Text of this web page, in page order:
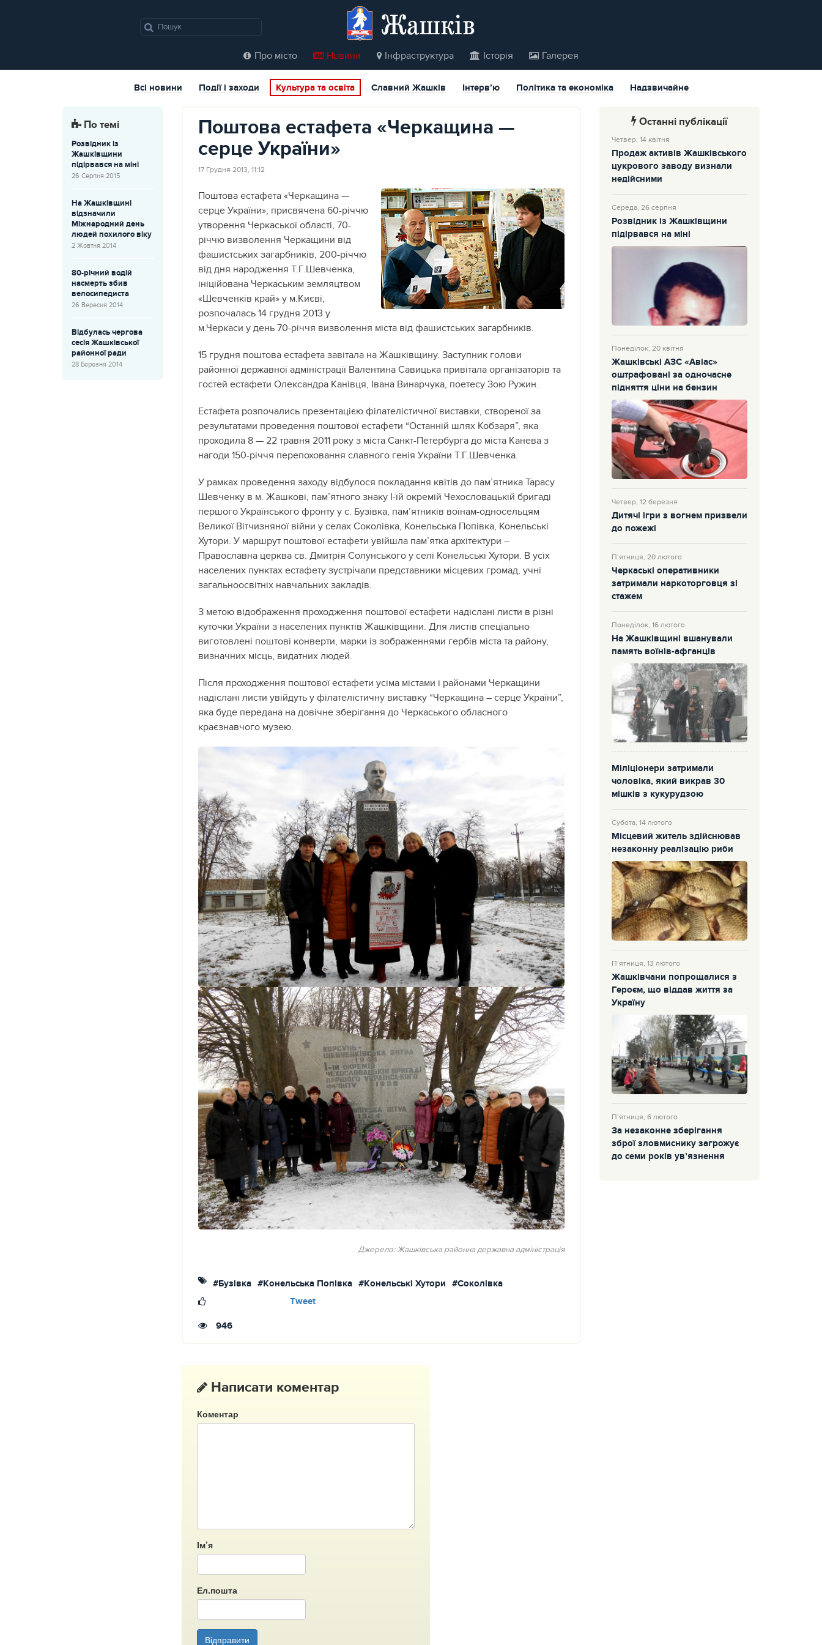
Жашків
Про місто Новини Інфраструктура Історія Галерея
Всі новини Події і заходи Культура та освіта Славний Жашків Інтерв’ю Політика та економіка Надзвичайне
По темі
Розвідник із
Жашківщини
підірвався на міні
26 Серпня 2015
На Жашківщині
відзначили
Міжнародний день
людей похилого віку
2 Жовтня 2014
80-річний водій
насмерть збив
велосипедиста
26 Вересня 2014
Відбулась чергова
сесія Жашківської
районної ради
28 Березня 2014
Поштова естафета «Черкащина —
серце України»
17 Грудня 2013, 11:12
Поштова естафета «Черкащина —
серце України», присвячена 60-річчю
утворення Черкаської області, 70-
річчю визволення Черкащини від
фашистських загарбників, 200-річчю
від дня народження Т.Г.Шевченка,
ініційована Черкаським земляцтвом
«Шевченків край» у м.Києві,
розпочалась 14 грудня 2013 у
м.Черкаси у день 70-річчя визволення міста від фашистських загарбників.
15 грудня поштова естафета завітала на Жашківщину. Заступник голови
районної державної адміністрації Валентина Савицька привітала організаторів та
гостей естафети Олександра Канівця, Івана Винарчука, поетесу Зою Ружин.
Естафета розпочались презентацією філателістичної виставки, створеної за
результатами проведення поштової естафети “Останній шлях Кобзаря”, яка
проходила 8 — 22 травня 2011 року з міста Санкт-Петербурга до міста Канева з
нагоди 150-річчя перепоховання славного генія України Т.Г.Шевченка.
У рамках проведення заходу відбулося покладання квітів до пам’ятника Тарасу
Шевченку в м. Жашкові, пам’ятного знаку І-їй окремій Чехословацькій бригаді
першого Українського фронту у с. Бузівка, пам’ятників воїнам-односельцям
Великої Вітчизняної війни у селах Соколівка, Конельська Попівка, Конельські
Хутори. У маршрут поштової естафети увійшла пам’ятка архітектури –
Православна церква св. Дмитрія Солунського у селі Конельські Хутори. В усіх
населених пунктах естафету зустрічали представники місцевих громад, учні
загальноосвітніх навчальних закладів.
З метою відображення проходження поштової естафети надіслані листи в різні
куточки України з населених пунктів Жашківщини. Для листів спеціально
виготовлені поштові конверти, марки із зображеннями гербів міста та району,
визначних місць, видатних людей.
Після проходження поштової естафети усіма містами і районами Черкащини
надіслані листи увійдуть у філателістичну виставку “Черкащина – серце України”,
яка буде передана на довічне зберігання до Черкаського обласного
краєзнавчого музею.
Джерело: Жашківська районна державна адміністрація
#Бузівка #Конельська Попівка #Конельські Хутори
#Соколівка
Tweet
946
Написати коментар
Коментар
Ім’я
Ел.пошта
Відправити
Останні публікації
Четвер, 14 квітня
Продаж активів Жашківського
цукрового заводу визнали
недійсними
Середа, 26 серпня
Розвідник із Жашківщини
підірвався на міні
Понеділок, 20 квітня
Жашківські АЗС «Авіас»
оштрафовані за одночасне
підняття ціни на бензин
Четвер, 12 березня
Дитячі ігри з вогнем призвели
до пожежі
П’ятниця, 20 лютого
Черкаські оперативники
затримали наркоторговця зі
стажем
Понеділок, 16 лютого
На Жашківщині вшанували
память воїнів-афганців
Міліціонери затримали
чоловіка, який викрав 30
мішків з кукурудзою
Субота, 14 лютого
Місцевий житель здійснював
незаконну реалізацію риби
П’ятниця, 13 лютого
Жашківчани попрощалися з
Героєм, що віддав життя за
Україну
П’ятниця, 6 лютого
За незаконне зберігання
зброї зловмиснику загрожує
до семи років ув’язнення